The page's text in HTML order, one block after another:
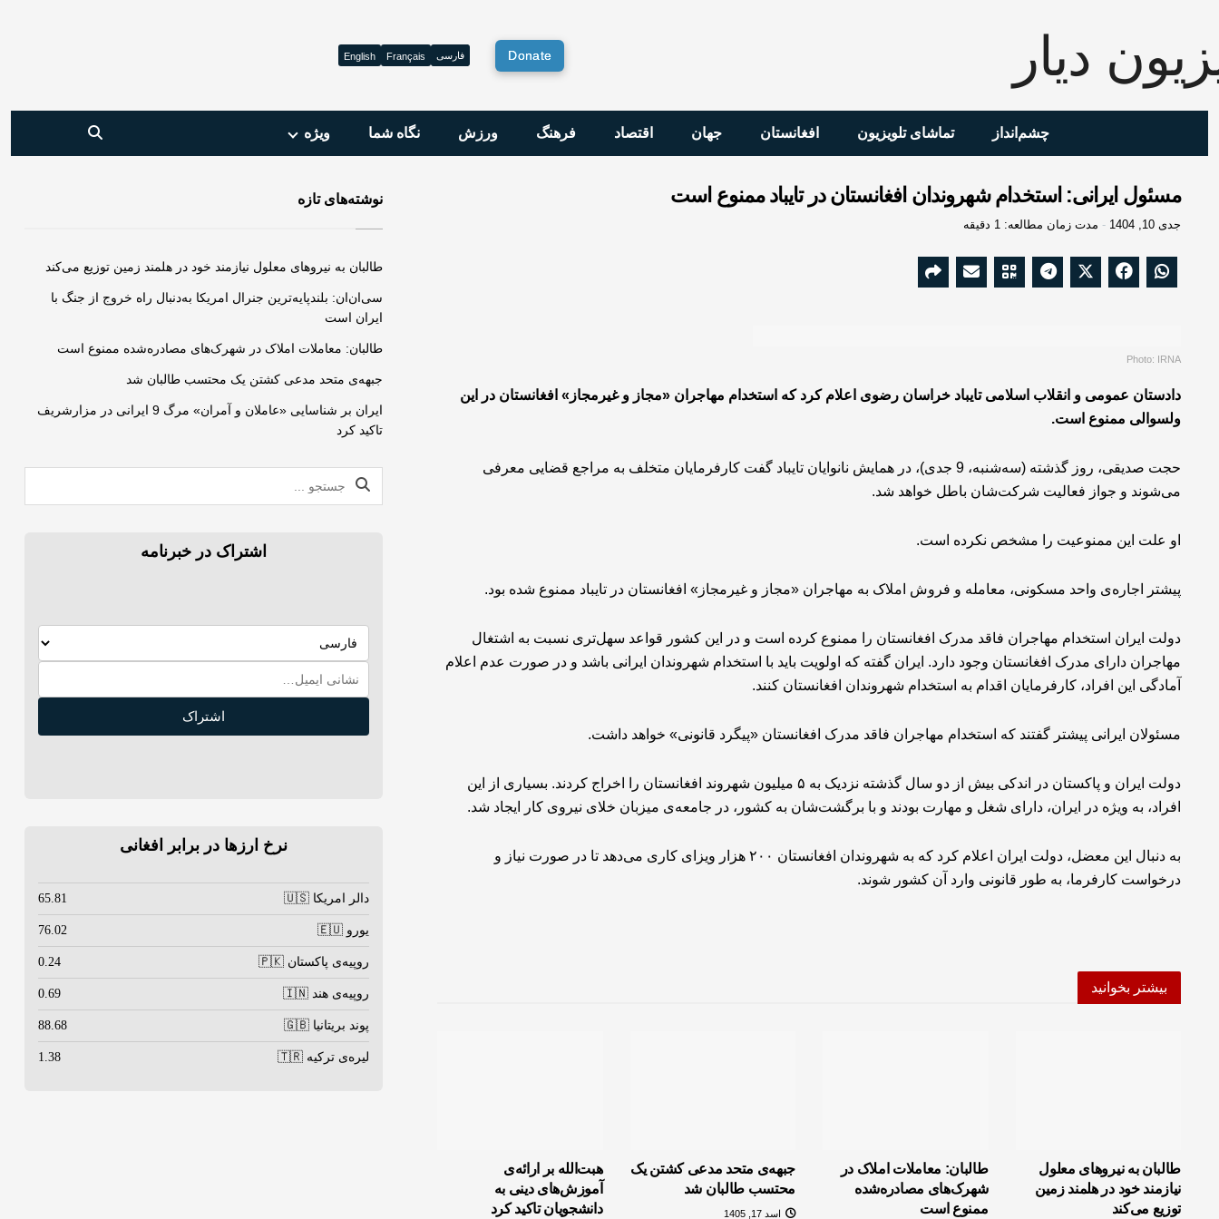
Donate فارسی Français
English
چشم‌انداز تماشای تلویزیون افغانستان جهان اقتصاد فرهنگ ورزش نگاه شما ویژه‌
مسئول ایرانی: استخدام شهروندان افغانستان در تایباد ممنوع است
جدی 10, 1404 مدت زمان مطالعه: 1 دقیقه
Photo: IRNA
دادستان عمومی و انقلاب اسلامی تایباد خراسان رضوی اعلام کرد که استخدام مهاجران «مجاز و غیرمجاز» افغانستان در این
ولسوالی ممنوع است.
حجت صدیقی، روز گذشته (سه‌شنبه، 9 جدی)، در همایش نانوایان تایباد گفت کارفرمایان متخلف به مراجع قضایی معرفی
می‌شوند و جواز فعالیت شرکت‌شان باطل خواهد شد.
او علت این ممنوعیت را مشخص نکرده است.
پیشتر اجاره‌ی واحد مسکونی، معامله و فروش املاک به مهاجران «مجاز و غیرمجاز» افغانستان در تایباد ممنوع شده بود.
دولت ایران استخدام مهاجران فاقد مدرک افغانستان را ممنوع کرده است و در این کشور قواعد سهل‌تری نسبت به اشتغال
مهاجران دارای مدرک افغانستان وجود دارد. ایران گفته که اولویت باید با استخدام شهروندان ایرانی باشد و در صورت عدم اعلام
آمادگی این افراد، کارفرمایان اقدام به استخدام شهروندان افغانستان کنند.
مسئولان ایرانی پیشتر گفتند که استخدام مهاجران فاقد مدرک افغانستان «پیگرد قانونی» خواهد داشت.
دولت ایران و پاکستان در اندکی بیش از دو سال گذشته نزدیک به ۵ میلیون شهروند افغانستان را اخراج کردند. بسیاری از این
افراد، به ویژه در ایران، دارای شغل و مهارت بودند و با برگشت‌شان به کشور، در جامعه‌ی میزبان خلای نیروی کار ایجاد شد.
به دنبال این معضل، دولت ایران اعلام کرد که به شهروندان افغانستان ۲۰۰ هزار ویزای کاری می‌دهد تا در صورت نیاز و
درخواست کارفرما، به طور قانونی وارد آن کشور شوند.
بیشتر بخوانید
طالبان به نیروهای معلول
نیازمند خود در هلمند زمین
توزیع می‌کند
طالبان: معاملات املاک در
شهرک‌های مصادره‌شده
ممنوع است
جبهه‌ی متحد مدعی کشتن یک
محتسب طالبان شد
اسد 17, 1405
هبت‌الله بر ارائه‌ی
آموزش‌های دینی به
دانشجویان تاکید کرد
نوشته‌های تازه
طالبان به نیروهای معلول نیازمند خود در هلمند زمین توزیع می‌کند
سی‌ان‌ان: بلندپایه‌ترین جنرال امریکا به‌دنبال راه خروج از جنگ با
ایران است
طالبان: معاملات املاک در شهرک‌های مصادره‌شده ممنوع است
جبهه‌ی متحد مدعی کشتن یک محتسب طالبان شد
ایران بر شناسایی «عاملان و آمران» مرگ 9 ایرانی در مزارشریف
تاکید کرد
اشتراک در خبرنامه
اشتراک
نرخ ارزها در برابر افغانی
دالر امریکا 🇺🇸 65.81
یورو 🇪🇺 76.02
روپیه‌ی پاکستان 🇵🇰 0.24
روپیه‌ی هند 🇮🇳 0.69
پوند بریتانیا 🇬🇧 88.68
لیره‌ی ترکیه 🇹🇷 1.38